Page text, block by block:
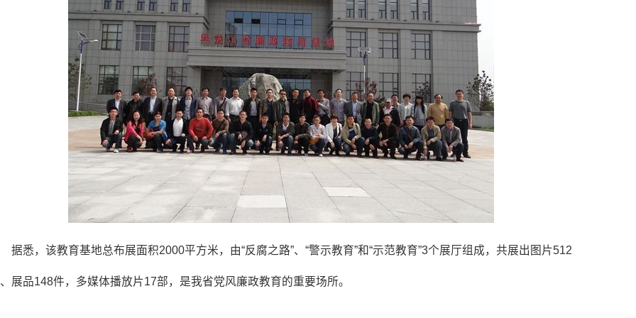
据悉，该教育基地总布展面积2000平方米，由“反腐之路”、“警示教育”和“示范教育”3个展厅组成，共展出图片512
展品148件，多媒体播放片17部，是我省党风廉政教育的重要场所。